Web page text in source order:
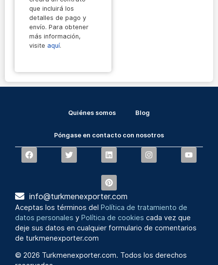
que incluirá los
detalles de pago y
envío. Para obtener
más información,
visite aquí.
Quiénes somos Blog
Póngase en contacto con nosotros
info@turkmenexporter.com
Aceptas los términos delPolítica de tratamiento de
datos personales yPolítica de cookies cada vez que
deje sus datos en cualquier formulario de comentarios
de turkmenexporter.com
© 2026 Turkmenexporter.com. Todos los derechos